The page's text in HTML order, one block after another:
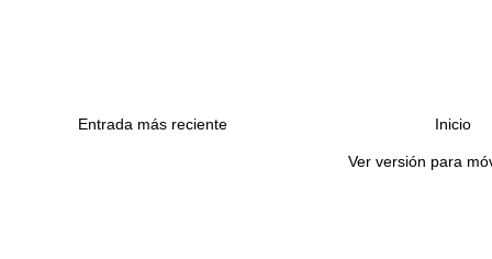
Entrada más reciente Inicio
Ver versión para